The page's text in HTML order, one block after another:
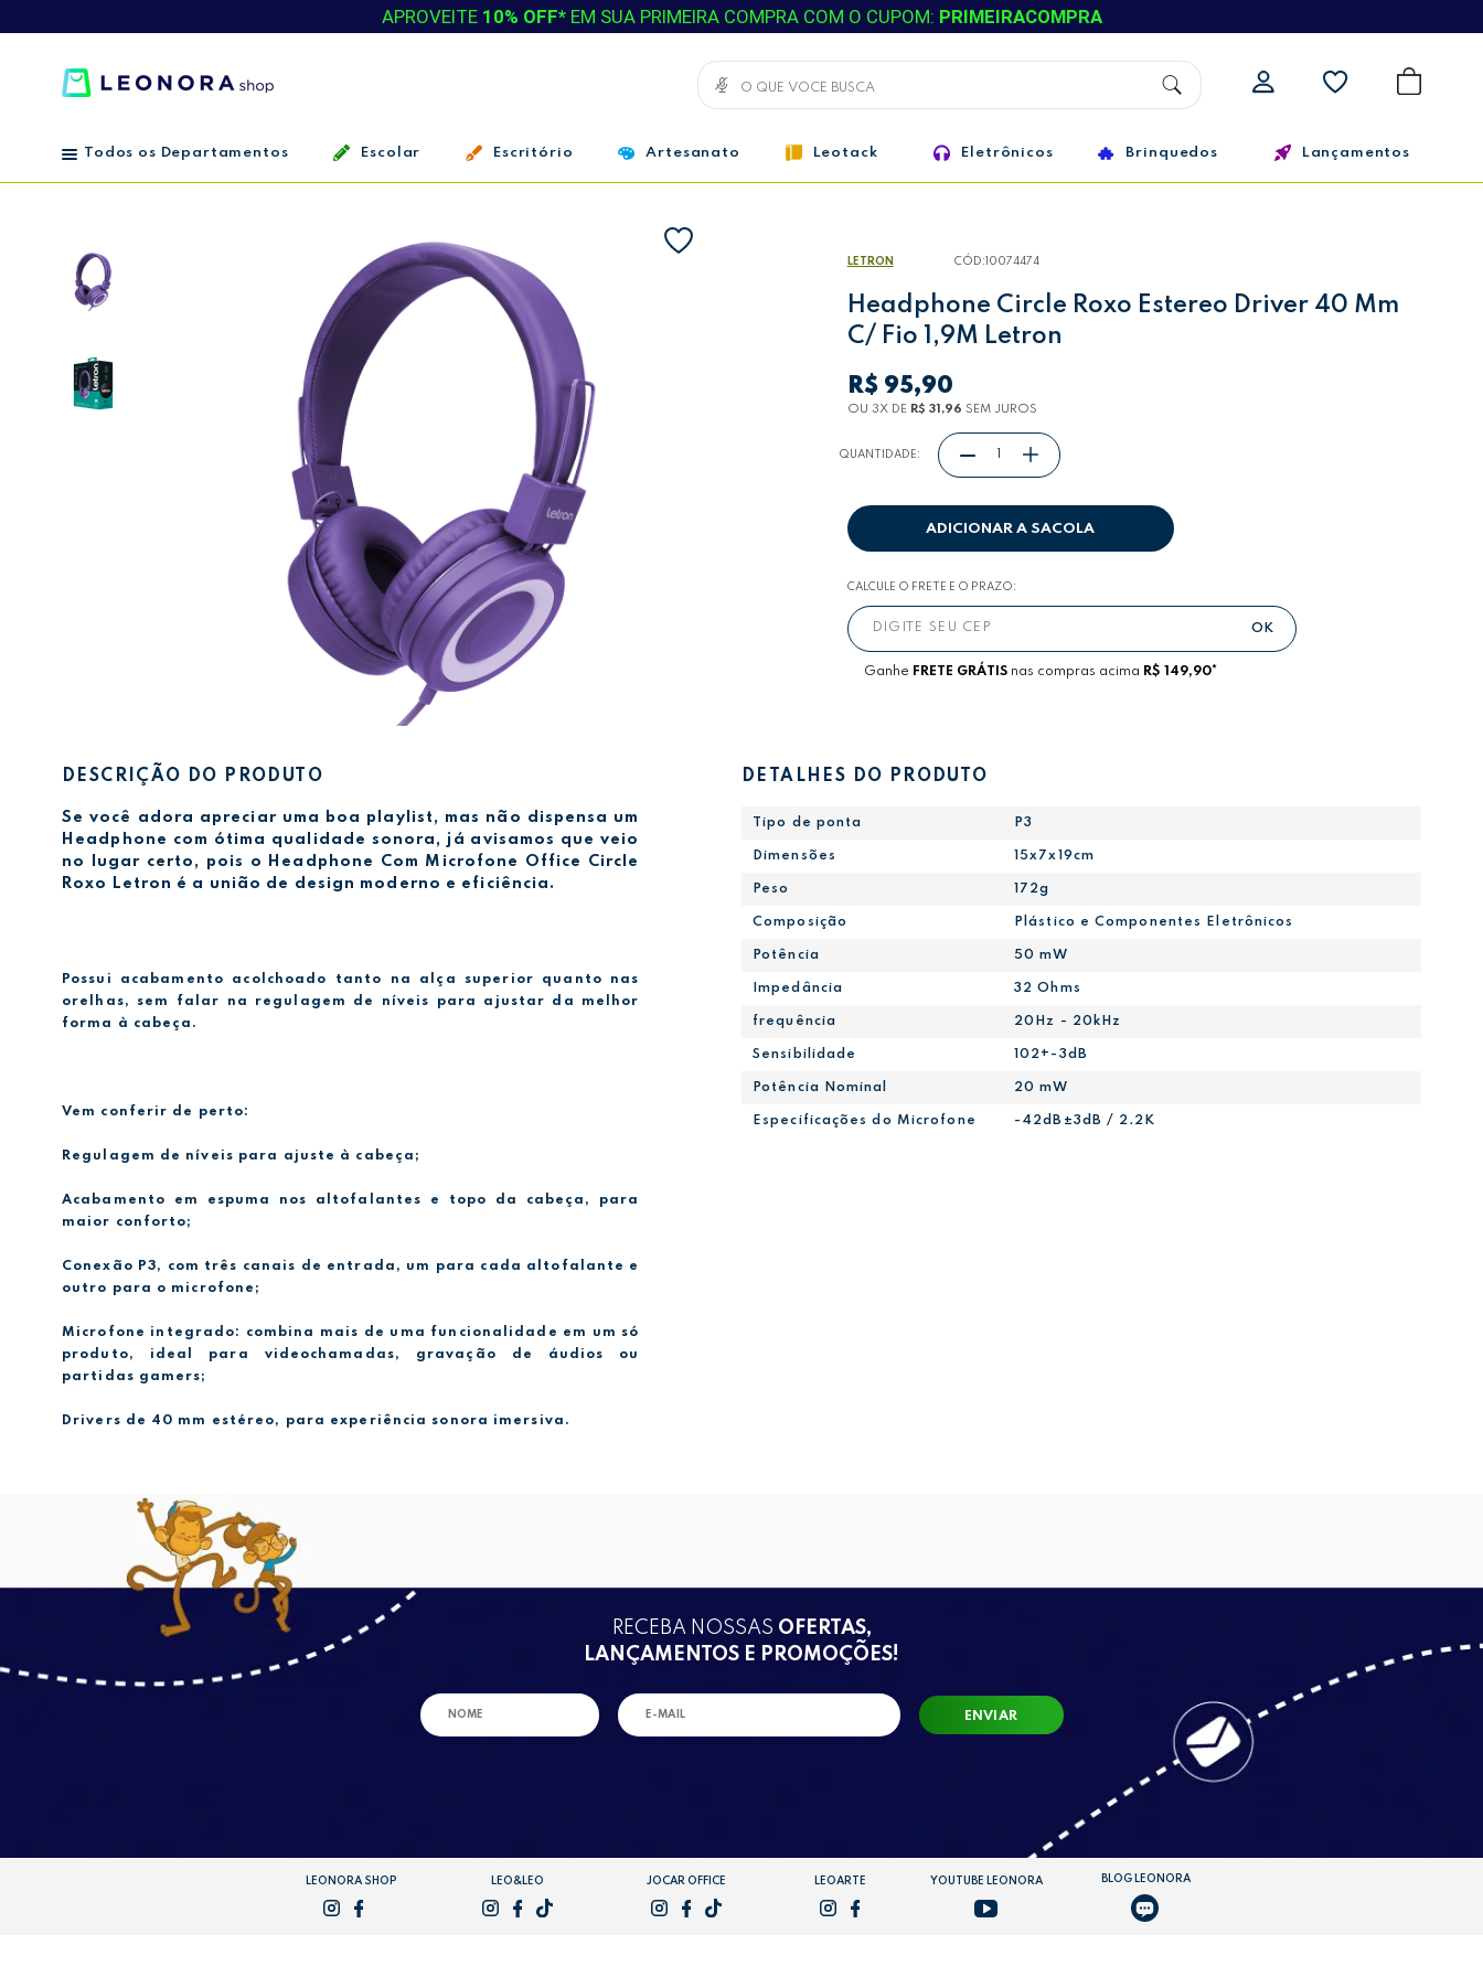
APROVEITE 10% OFF*EM SUA PRIMEIRA COMPRA COM O CUPOM: PRIMEIRACOMPRA
Todos os Departamentos Escolar Escritório Artesanato Leotack Eletrônicos Brinquedos Lançamentos
LETRON CÓD: 10074474
Headphone Circle Roxo Estereo Driver 40 Mm
C/ Fio 1,9M Letron
R$ 95,90
OU 3XDE R$ 31,96 SEM JUROS
QUANTIDADE:
ADICIONAR A SACOLA
CALCULE O FRETE E O PRAZO:
Ganhe FRETE GRÁTISnas compras acima R$ 149,90*
DESCRIÇÃO DO PRODUTO
Se você adora apreciar uma boa playlist, mas não dispensa um
Headphone com ótima qualidade sonora, já avisamos que veio
no lugar certo, pois o Headphone Com Microfone Office Circle
Roxo Letron é a união de design moderno e eficiência.
Possui acabamento acolchoado tanto na alça superior quanto nas
orelhas, sem falar na regulagem de níveis para ajustar da melhor
forma à cabeça.
Vem conferir de perto:
Regulagem de níveis para ajuste à cabeça;
Acabamento em espuma nos altofalantes e topo da cabeça, para
maior conforto;
Conexão P3, com três canais de entrada, um para cada altofalante e
outro para o microfone;
Microfone integrado: combina mais de uma funcionalidade em um só
produto, ideal para videochamadas, gravação de áudios ou
partidas gamers;
Drivers de 40 mm estéreo, para experiência sonora imersiva.
DETALHES DO PRODUTO
Tipo de ponta P3
Dimensões 15x7x19cm
Peso 172g
Composição Plástico e Componentes Eletrônicos
Potência 50 mW
Impedância 32 Ohms
frequência 20Hz - 20kHz
Sensibilidade 102+-3dB
Potência Nominal 20 mW
Especificações do Microfone -42dB±3dB / 2.2K
RECEBA NOSSAS OFERTAS,
LANÇAMENTOS E PROMOÇÕES!
ENVIAR
LEONORA SHOP LEO&LEO JOCAR OFFICE LEOARTE YOUTUBE LEONORA BLOG LEONORA